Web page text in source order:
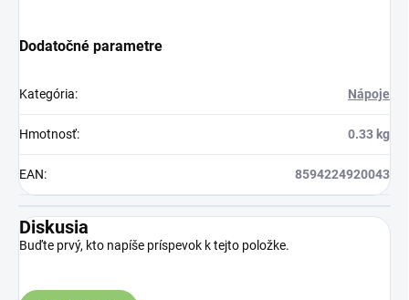
Dodatočné parametre
Kategória: Nápoje
Hmotnosť: 0.33 kg
EAN: 8594224920043
Diskusia
Buďte prvý, kto napíše príspevok k tejto položke.